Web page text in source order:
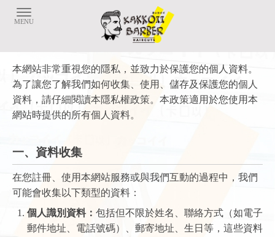
本網站非常重視您的隱私，並致力於保護您的個人資料。
為了讓您了解我們如何收集、使用、儲存及保護您的個人
資料，請仔細閱讀本隱私權政策。本政策適用於您使用本
網站時提供的所有個人資料。
一、資料收集
在您註冊、使用本網站服務或與我們互動的過程中，我們
可能會收集以下類型的資料：
個人識別資料： 包括但不限於姓名、聯絡方式（如電子
郵件地址、電話號碼）、郵寄地址、生日等，這些資料